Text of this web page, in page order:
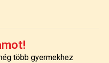
több gyermekhez